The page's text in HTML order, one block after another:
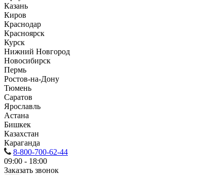
Казань
Киров
Краснодар
Красноярск
Курск
Нижний Новгород
Новосибирск
Пермь
Ростов-на-Дону
Тюмень
Саратов
Ярославль
Астана
Бишкек
Казахстан
Караганда
8-800-700-62-44
09:00 - 18:00
Заказать звонок